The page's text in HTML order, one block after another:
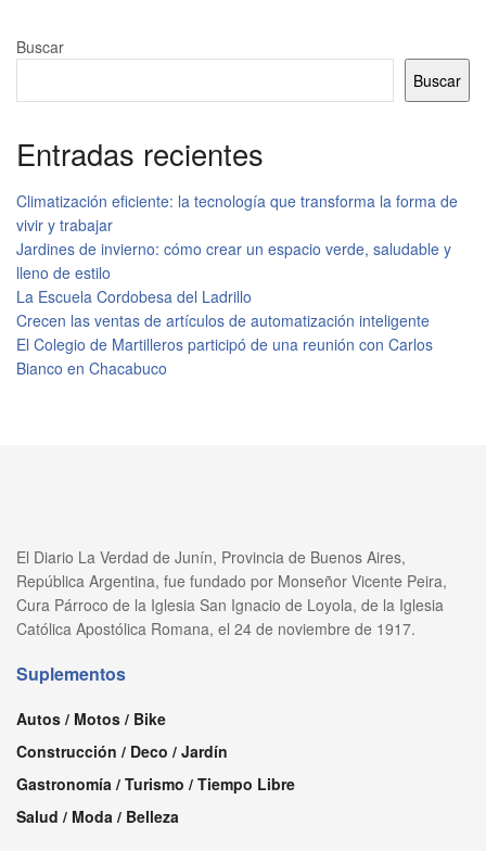
Buscar
Buscar
Entradas recientes
Climatización eficiente: la tecnología que transforma la forma de
vivir y trabajar
Jardines de invierno: cómo crear un espacio verde, saludable y
lleno de estilo
La Escuela Cordobesa del Ladrillo
Crecen las ventas de artículos de automatización inteligente
El Colegio de Martilleros participó de una reunión con Carlos
Bianco en Chacabuco
El Diario La Verdad de Junín, Provincia de Buenos Aires,
República Argentina, fue fundado por Monseñor Vicente Peira,
Cura Párroco de la Iglesia San Ignacio de Loyola, de la Iglesia
Católica Apostólica Romana, el 24 de noviembre de 1917.
Suplementos
Autos / Motos / Bike
Construcción / Deco / Jardín
Gastronomía / Turismo / Tiempo Libre
Salud / Moda / Belleza